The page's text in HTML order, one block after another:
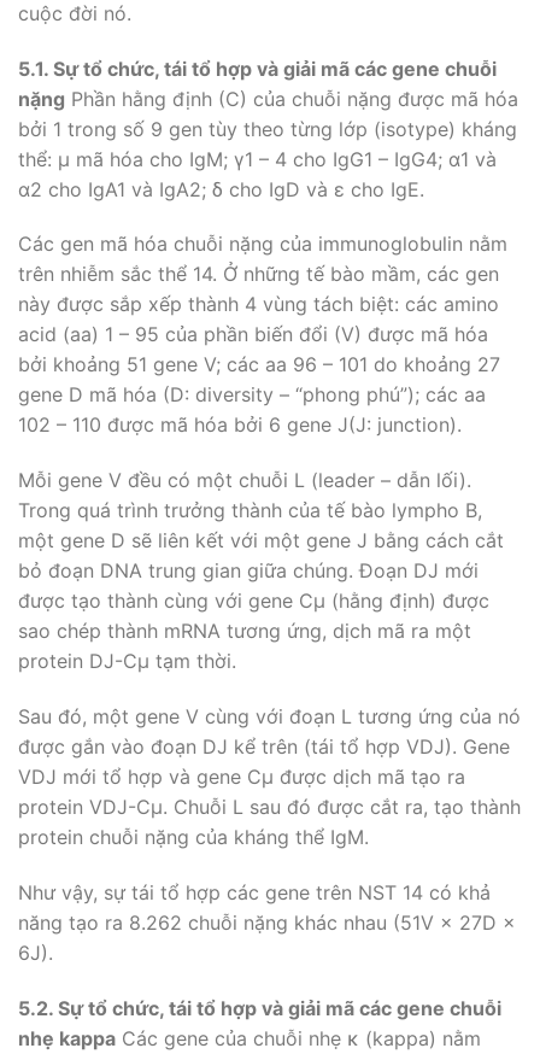
cuộc đời nó.
5.1. Sự tổ chức, tái tổ hợp và giải mã các gene chuỗi
nặng Phần hằng định (C) của chuỗi nặng được mã hóa
bởi 1 trong số 9 gen tùy theo từng lớp (isotype) kháng
thể: µ mã hóa cho IgM; γ1 – 4 cho IgG1 – IgG4; α1 và
α2 cho IgA1 và IgA2; δ cho IgD và ε cho IgE.
Các gen mã hóa chuỗi nặng của immunoglobulin nằm
trên nhiễm sắc thể 14. Ở những tế bào mầm, các gen
này được sắp xếp thành 4 vùng tách biệt: các amino
acid (aa) 1 – 95 của phần biến đổi (V) được mã hóa
bởi khoảng 51 gene V; các aa 96 – 101 do khoảng 27
gene D mã hóa (D: diversity – “phong phú”); các aa
102 – 110 được mã hóa bởi 6 gene J(J: junction).
Mỗi gene V đều có một chuỗi L (leader – dẫn lối).
Trong quá trình trưởng thành của tế bào lympho B,
một gene D sẽ liên kết với một gene J bằng cách cắt
bỏ đoạn DNA trung gian giữa chúng. Đoạn DJ mới
được tạo thành cùng với gene Cμ (hằng định) được
sao chép thành mRNA tương ứng, dịch mã ra một
protein DJ-Cμ tạm thời.
Sau đó, một gene V cùng với đoạn L tương ứng của nó
được gắn vào đoạn DJ kể trên (tái tổ hợp VDJ). Gene
VDJ mới tổ hợp và gene Cμ được dịch mã tạo ra
protein VDJ-Cμ. Chuỗi L sau đó được cắt ra, tạo thành
protein chuỗi nặng của kháng thể IgM.
Như vậy, sự tái tổ hợp các gene trên NST 14 có khả
năng tạo ra 8.262 chuỗi nặng khác nhau (51V × 27D ×
6J).
5.2. Sự tổ chức, tái tổ hợp và giải mã các gene chuỗi
nhẹ kappa Các gene của chuỗi nhẹ κ (kappa) nằm